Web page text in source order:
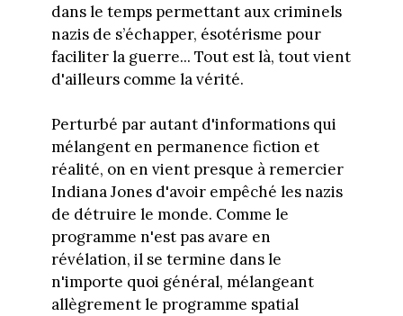
dans le temps permettant aux criminels
nazis de s’échapper, ésotérisme pour
faciliter la guerre... Tout est là, tout vient
d'ailleurs comme la vérité.
Perturbé par autant d'informations qui
mélangent en permanence fiction et
réalité, on en vient presque à remercier
Indiana Jones d'avoir empêché les nazis
de détruire le monde. Comme le
programme n'est pas avare en
révélation, il se termine dans le
n'importe quoi général, mélangeant
allègrement le programme spatial